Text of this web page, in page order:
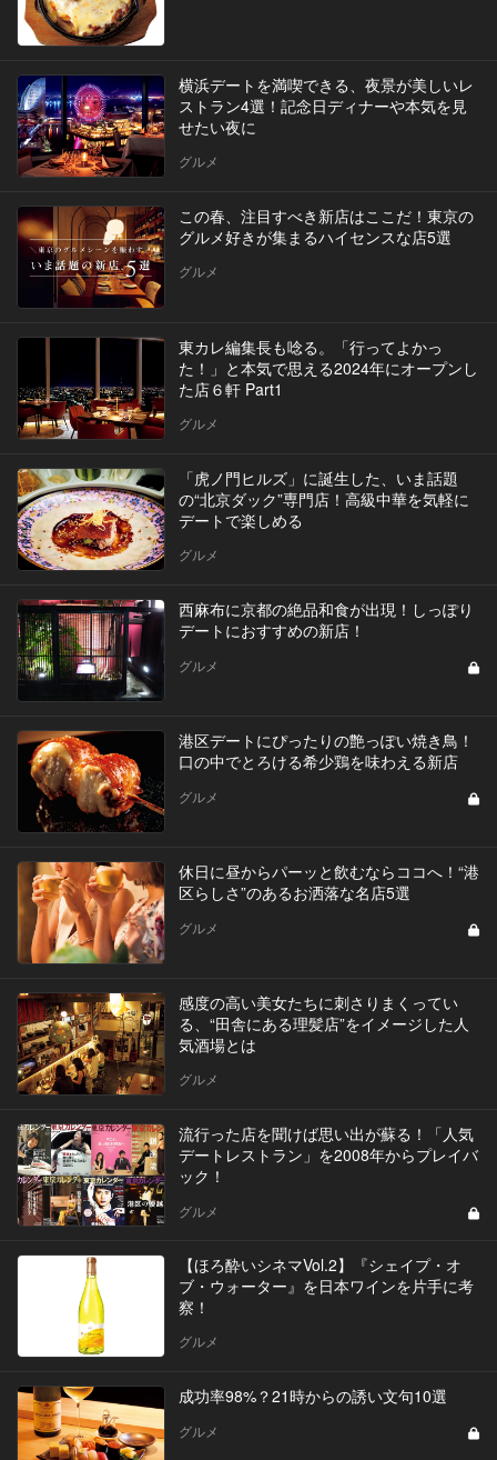
横浜デートを満喫できる、夜景が美しいレ
ストラン4選！記念日ディナーや本気を見
せたい夜に
グルメ
この春、注目すべき新店はここだ！東京の
グルメ好きが集まるハイセンスな店5選
グルメ
東カレ編集長も唸る。「行ってよかっ
た！」と本気で思える2024年にオープンし
た店６軒 Part1
グルメ
「虎ノ門ヒルズ」に誕生した、いま話題
の“北京ダック”専門店！高級中華を気軽に
デートで楽しめる
グルメ
西麻布に京都の絶品和食が出現！しっぽり
デートにおすすめの新店！
グルメ
港区デートにぴったりの艶っぽい焼き鳥！
口の中でとろける希少鶏を味わえる新店
グルメ
休日に昼からパーッと飲むならココへ！“港
区らしさ”のあるお洒落な名店5選
グルメ
感度の高い美女たちに刺さりまくってい
る、“田舎にある理髪店”をイメージした人
気酒場とは
グルメ
流行った店を聞けば思い出が蘇る！「人気
デートレストラン」を2008年からプレイバ
ック！
グルメ
【ほろ酔いシネマVol.2】『シェイプ・オ
ブ・ウォーター』を日本ワインを片手に考
察！
グルメ
成功率98%？21時からの誘い文句10選
グルメ